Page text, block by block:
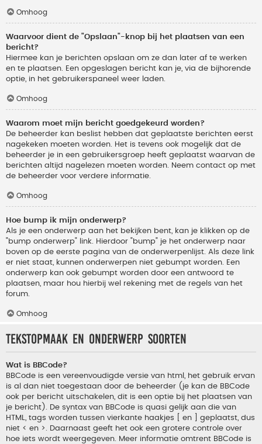
Omhoog
Waarvoor dient de "Opslaan"-knop bij het plaatsen van een
bericht?
Hiermee kan je berichten opslaan om ze dan later af te werken
en te plaatsen. Een opgeslagen bericht kan je, via de bijhorende
optie, in het gebruikerspaneel weer laden.
Omhoog
Waarom moet mijn bericht goedgekeurd worden?
De beheerder kan beslist hebben dat geplaatste berichten eerst
nagekeken moeten worden. Het is tevens ook mogelijk dat de
beheerder je in een gebruikersgroep heeft geplaatst waarvan de
berichten altijd nagelezen moeten worden. Neem contact op met
de beheerder voor verdere informatie.
Omhoog
Hoe bump ik mijn onderwerp?
Als je een onderwerp aan het bekijken bent, kan je klikken op de
"bump onderwerp" link. Hierdoor "bump" je het onderwerp naar
boven op de eerste pagina van de onderwerpenlijst. Als deze link
er niet staat, kunnen onderwerpen niet gebumpt worden. Een
onderwerp kan ook gebumpt worden door een antwoord te
plaatsen, maar hou hierbij wel rekening met de regels van het
forum.
Omhoog
Tekstopmaak en onderwerp soorten
Wat is BBCode?
BBCode is een vereenvoudigde versie van html, het gebruik ervan
is al dan niet toegestaan door de beheerder (je kan de BBCode
ook per bericht uitschakelen, dit is een optie bij het plaatsen van
je bericht). De syntax van BBCode is quasi gelijk aan die van
HTML, tags worden tussen vierkante haakjes [ en ] geplaatst, dus
niet < en >. Daarnaast geeft het ook een grotere controle over
hoe iets wordt weergegeven. Meer informatie omtrent BBCode is